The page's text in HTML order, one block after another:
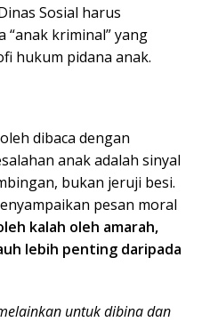
Sosial harus
“anak kriminal” yang
hukum pidana anak.
dibaca dengan
anak adalah sinyal
bukan jeruji besi.
pesan moral
kalah oleh amarah,
lebih penting daripada
untuk dibina dan